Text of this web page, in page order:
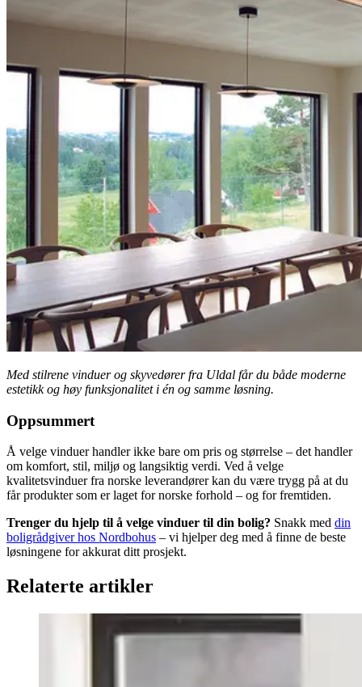
Med stilrene vinduer og skyvedører fra Uldal får du både moderne
estetikk og høy funksjonalitet i én og samme løsning.
Oppsummert
Å velge vinduer handler ikke bare om pris og størrelse – det handler
om komfort, stil, miljø og langsiktig verdi. Ved å velge
kvalitetsvinduer fra norske leverandører kan du være trygg på at du
får produkter som er laget for norske forhold – og for fremtiden.
Trenger du hjelp til å velge vinduer til din bolig? Snakk med din
boligrådgiver hos Nordbohus – vi hjelper deg med å finne de beste
løsningene for akkurat ditt prosjekt.
Relaterte artikler